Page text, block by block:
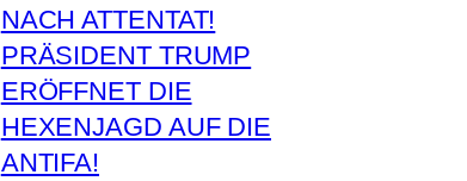
NACH ATTENTAT!
PRÄSIDENT TRUMP
ERÖFFNET DIE
HEXENJAGD AUF DIE
ANTIFA!